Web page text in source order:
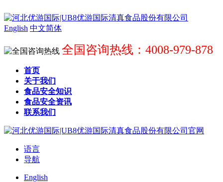
English 中文简体
全国咨询热线：4008-979-878
首页
关于我们
食品安全知识
食品安全资讯
联系我们
语言
导航
English